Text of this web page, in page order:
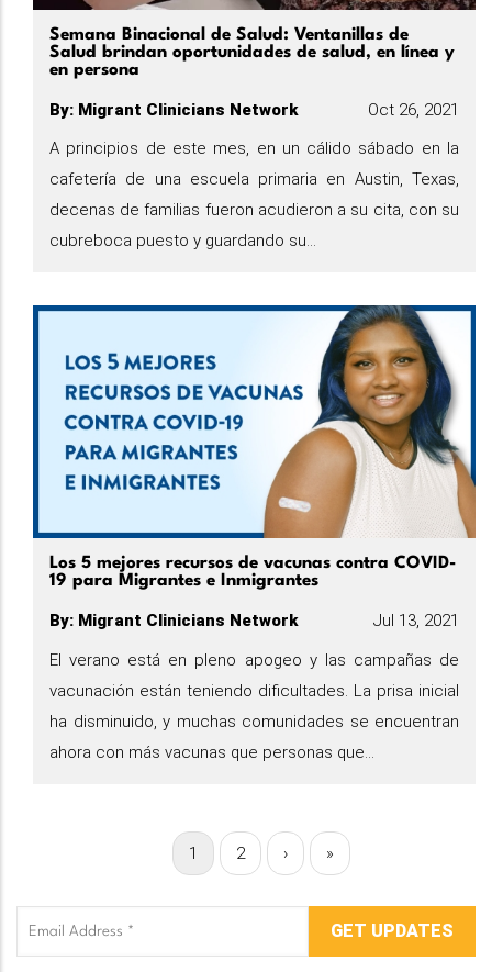
Semana Binacional de Salud: Ventanillas de
Salud brindan oportunidades de salud, en línea y
en persona
Oct 26, 2021
By: Migrant Clinicians Network
A principios de este mes, en un cálido sábado en la
cafetería de una escuela primaria en Austin, Texas,
decenas de familias fueron acudieron a su cita, con su
cubreboca puesto y guardando su...
Los 5 mejores recursos de vacunas contra COVID-
19 para Migrantes e Inmigrantes
Jul 13, 2021
By: Migrant Clinicians Network
El verano está en pleno apogeo y las campañas de
vacunación están teniendo dificultades. La prisa inicial
ha disminuido, y muchas comunidades se encuentran
ahora con más vacunas que personas que...
Página
1 Página
2
Siguiente
›
Última
»
Email
Address